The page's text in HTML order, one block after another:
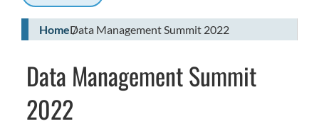
HomeData Management Summit 2022
Data Management Summit
2022